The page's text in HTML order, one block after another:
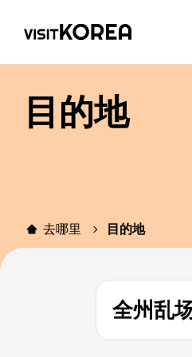
目的地
去哪里 目的地
全州乱